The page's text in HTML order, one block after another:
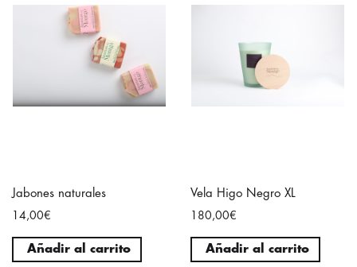
Jabones naturales
14,00€
Añadir al carrito
Vela Higo Negro XL
180,00€
Añadir al carrito